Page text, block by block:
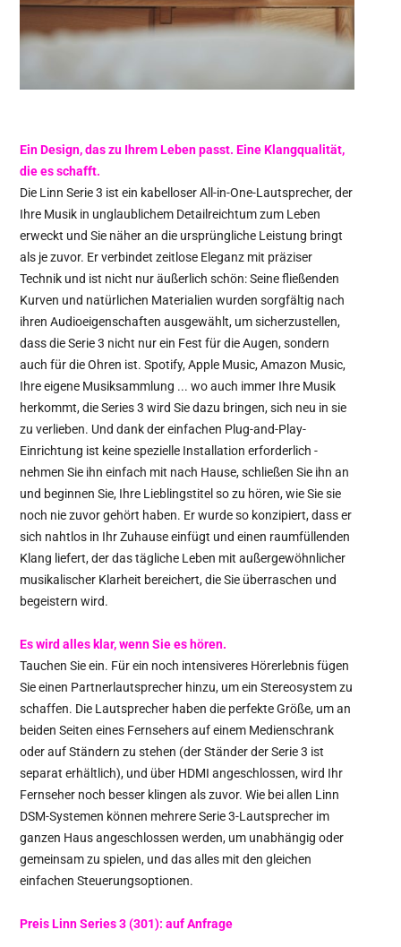
Ein Design, das zu Ihrem Leben passt. Eine Klangqualität,
die es schafft.
Die Linn Serie 3 ist ein kabelloser All-in-One-Lautsprecher, der
Ihre Musik in unglaublichem Detailreichtum zum Leben
erweckt und Sie näher an die ursprüngliche Leistung bringt
als je zuvor. Er verbindet zeitlose Eleganz mit präziser
Technik und ist nicht nur äußerlich schön: Seine fließenden
Kurven und natürlichen Materialien wurden sorgfältig nach
ihren Audioeigenschaften ausgewählt, um sicherzustellen,
dass die Serie 3 nicht nur ein Fest für die Augen, sondern
auch für die Ohren ist. Spotify, Apple Music, Amazon Music,
Ihre eigene Musiksammlung ... wo auch immer Ihre Musik
herkommt, die Series 3 wird Sie dazu bringen, sich neu in sie
zu verlieben. Und dank der einfachen Plug-and-Play-
Einrichtung ist keine spezielle Installation erforderlich -
nehmen Sie ihn einfach mit nach Hause, schließen Sie ihn an
und beginnen Sie, Ihre Lieblingstitel so zu hören, wie Sie sie
noch nie zuvor gehört haben. Er wurde so konzipiert, dass er
sich nahtlos in Ihr Zuhause einfügt und einen raumfüllenden
Klang liefert, der das tägliche Leben mit außergewöhnlicher
musikalischer Klarheit bereichert, die Sie überraschen und
begeistern wird.
Es wird alles klar, wenn Sie es hören.
Tauchen Sie ein. Für ein noch intensiveres Hörerlebnis fügen
Sie einen Partnerlautsprecher hinzu, um ein Stereosystem zu
schaffen. Die Lautsprecher haben die perfekte Größe, um an
beiden Seiten eines Fernsehers auf einem Medienschrank
oder auf Ständern zu stehen (der Ständer der Serie 3 ist
separat erhältlich), und über HDMI angeschlossen, wird Ihr
Fernseher noch besser klingen als zuvor. Wie bei allen Linn
DSM-Systemen können mehrere Serie 3-Lautsprecher im
ganzen Haus angeschlossen werden, um unabhängig oder
gemeinsam zu spielen, und das alles mit den gleichen
einfachen Steuerungsoptionen.
Preis Linn Series 3 (301): auf Anfrage